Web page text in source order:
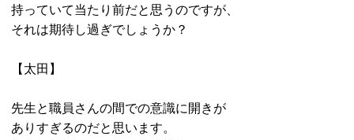
持っていて当たり前だと思うのですが、
それは期待し過ぎでしょうか？
【太田】
先生と職員さんの間での意識に開きが
ありすぎるのだと思います。